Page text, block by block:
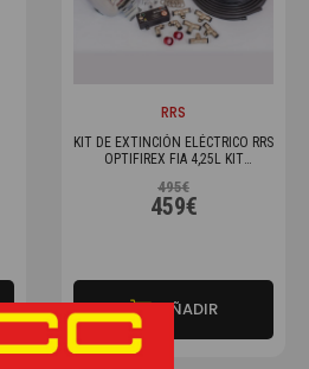
RRS
KIT DE EXTINCIÓN ELÉCTRICO RRS
OPTIFIREX FIA 4,25L KIT
495€
459€
AÑADIR